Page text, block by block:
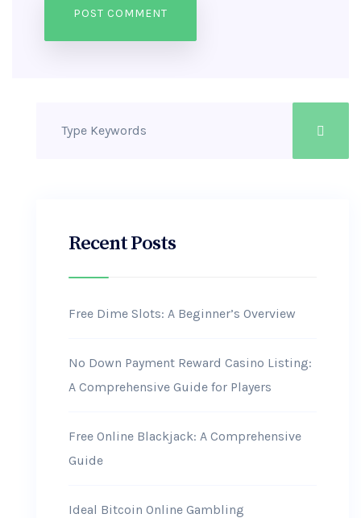
Recent Posts
Free Dime Slots: A Beginner’s Overview
No Down Payment Reward Casino Listing:
A Comprehensive Guide for Players
Free Online Blackjack: A Comprehensive
Guide
Ideal Bitcoin Online Gambling